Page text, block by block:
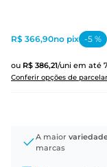
ou R$ 386,21/uni em até
Conferir opções de
R$ 366,90no pix -5 %
A maior
marcas